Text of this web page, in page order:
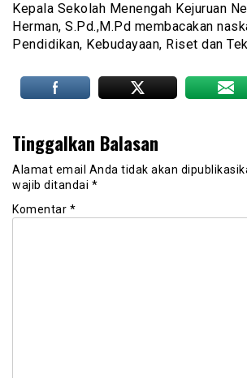
Kepala Sekolah Menengah Kejuruan
Herman, S.Pd.,M.Pd membacakan
Pendidikan, Kebudayaan, Riset dan
Tinggalkan Balasan
Alamat email Anda tidak akan
wajib ditandai *
Komentar *